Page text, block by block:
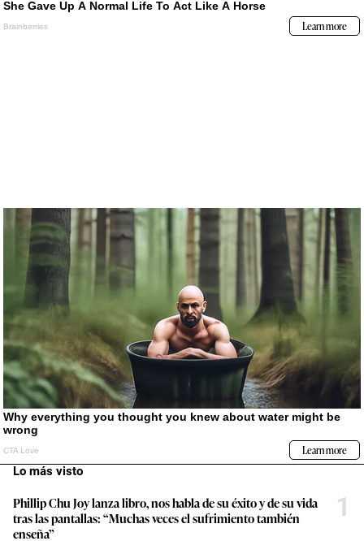
Lo más visto
Phillip Chu Joy lanza libro, nos habla de su éxito y de su vida
tras las pantallas: “Muchas veces el sufrimiento también
enseña”
1